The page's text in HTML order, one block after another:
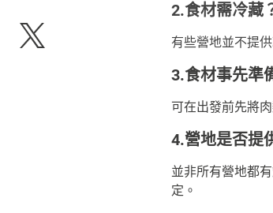
2.食材需冷藏
有些營地並不提
3.食材事先準
可在出發前先將
4.營地是否提
並非所有營地都
定。